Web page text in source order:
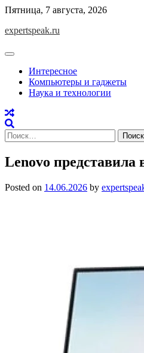
Skip
content
Пятница, 7 августа, 2026
expertspeak.ru
Интересное
Компьютеры и гаджеты
Наука и технологии
Найти:
Lenovo
Posted on 14.06.2026 by